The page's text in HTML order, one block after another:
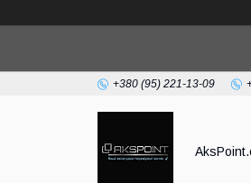
+380 (95) 221-13-09